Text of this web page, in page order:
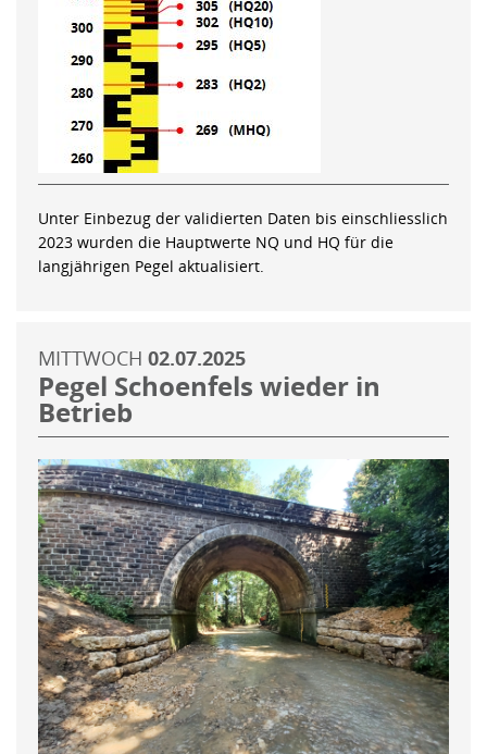
Unter Einbezug der validierten Daten bis einschliesslich
2023 wurden die Hauptwerte NQ und HQ für die
langjährigen Pegel aktualisiert.
MITTWOCH 02.07.2025
Pegel Schoenfels wieder in
Betrieb